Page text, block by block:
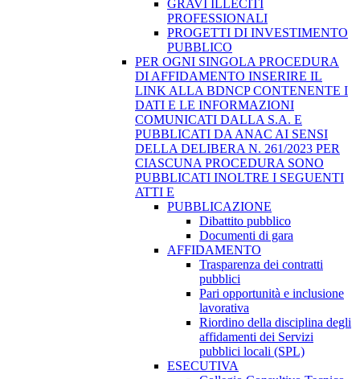
GRAVI ILLECITI
PROFESSIONALI
PROGETTI DI INVESTIMENTO
PUBBLICO
PER OGNI SINGOLA PROCEDURA
DI AFFIDAMENTO INSERIRE IL
LINK ALLA BDNCP CONTENENTE I
DATI E LE INFORMAZIONI
COMUNICATI DALLA S.A. E
PUBBLICATI DA ANAC AI SENSI
DELLA DELIBERA N. 261/2023 PER
CIASCUNA PROCEDURA SONO
PUBBLICATI INOLTRE I SEGUENTI
ATTI E
PUBBLICAZIONE
Dibattito pubblico
Documenti di gara
AFFIDAMENTO
Trasparenza dei contratti
pubblici
Pari opportunità e inclusione
lavorativa
Riordino della disciplina degli
affidamenti dei Servizi
pubblici locali (SPL)
ESECUTIVA